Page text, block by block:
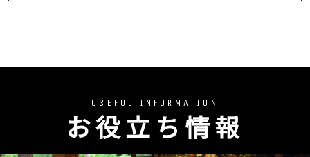
USEFUL INFORMATION
お役立ち情報